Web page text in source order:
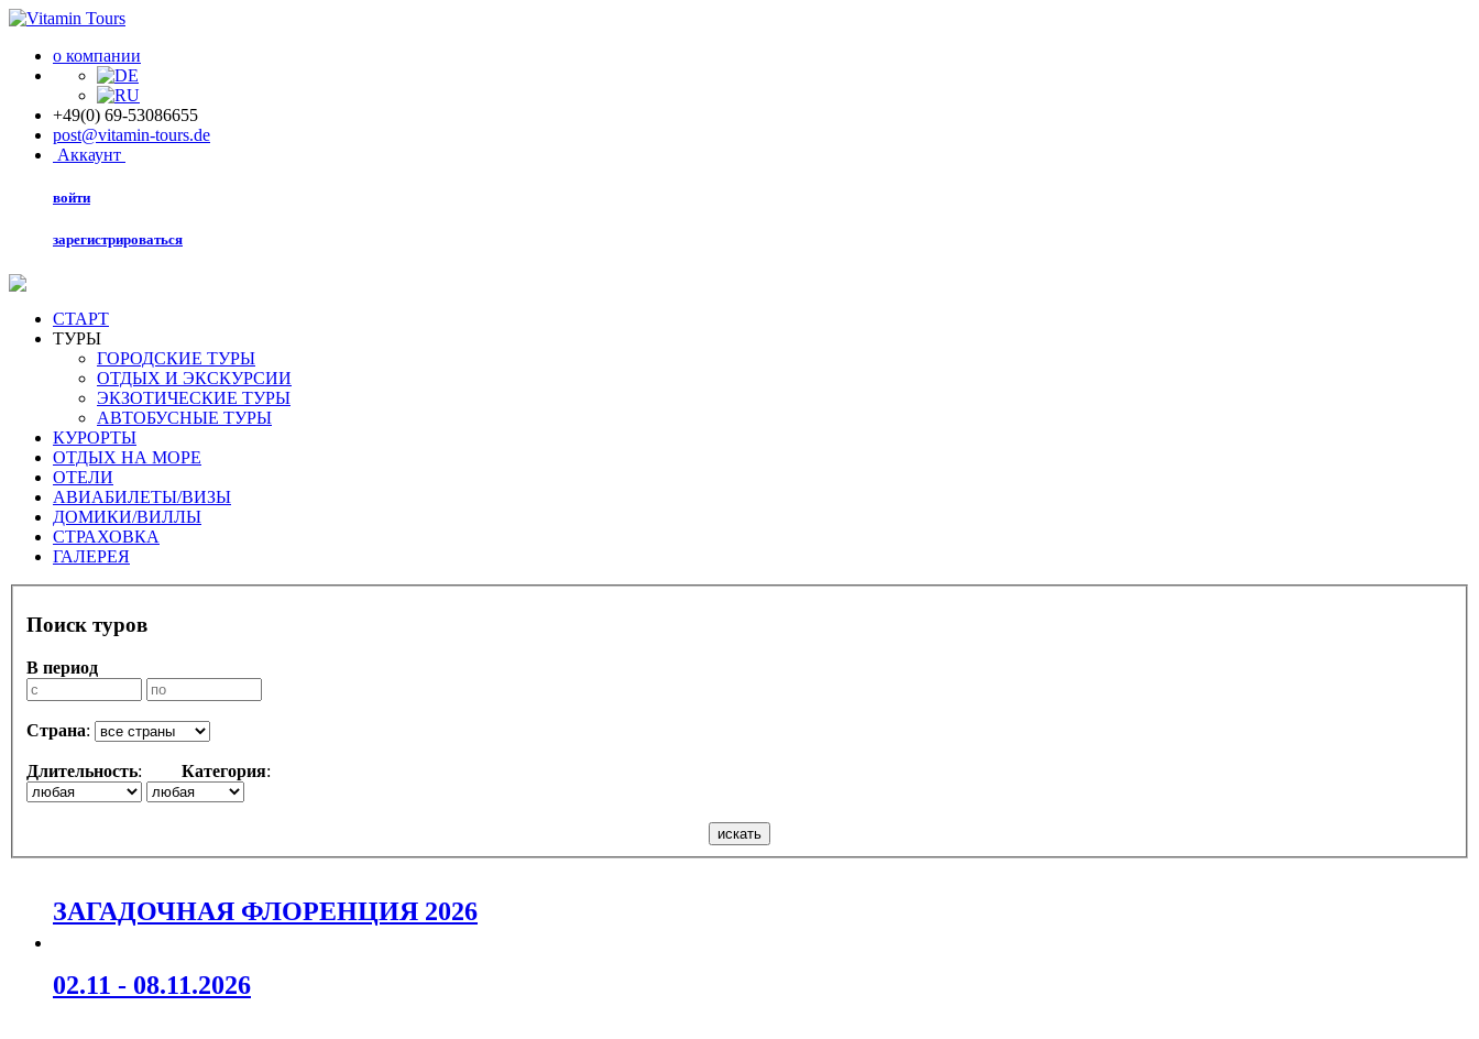
о компании
+49(0) 69-53086655
post@vitamin-tours.de
Аккаунт
войти
зарегистрироваться
СТАРТ
ТУРЫ
ГОРОДСКИЕ ТУРЫ
ОТДЫХ И ЭКСКУРСИИ
ЭКЗОТИЧЕСКИЕ ТУРЫ
АВТОБУСНЫЕ ТУРЫ
КУРОРТЫ
ОТДЫХ НА МОРЕ
ОТЕЛИ
АВИАБИЛЕТЫ/ВИЗЫ
ДОМИКИ/ВИЛЛЫ
СТРАХОВКА
ГАЛЕРЕЯ
Поиск туров
В период
Страна:
Длительность: Категория:
ЗАГАДОЧНАЯ ФЛОРЕНЦИЯ 2026
02.11 - 08.11.2026